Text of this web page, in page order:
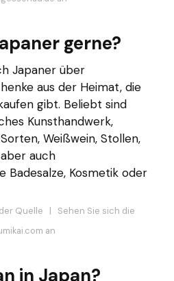
gerne?
Japaner über
aus der Heimat, die
gibt. Beliebt sind
Kunsthandwerk,
Weißwein, Stollen,
auch
Badesalze, Kosmetik oder
Quelle | Sehen Sie sich die
an
in Japan?